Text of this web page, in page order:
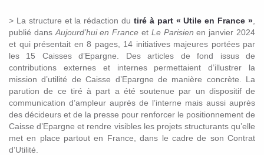
> La structure et la rédaction du tiré à part « Utile en France »
publié dans Aujourd’hui en France et Le Parisien en janvier 2024
et qui présentait en 8 pages, 14 initiatives majeures portées par
les 15 Caisses d’Epargne. Des articles de fond issus de
contributions externes et internes permettaient d’illustrer la
mission d’utilité de Caisse d’Epargne de manière concrète. La
parution de ce tiré à part a été soutenue par un dispositif de
communication d’ampleur auprès de l’interne mais aussi auprès
des décideurs et de la presse pour renforcer le positionnement de
Caisse d’Epargne et rendre visibles les projets structurants qu’elle
met en place partout en France, dans le cadre de son Contrat
d’Utilité.